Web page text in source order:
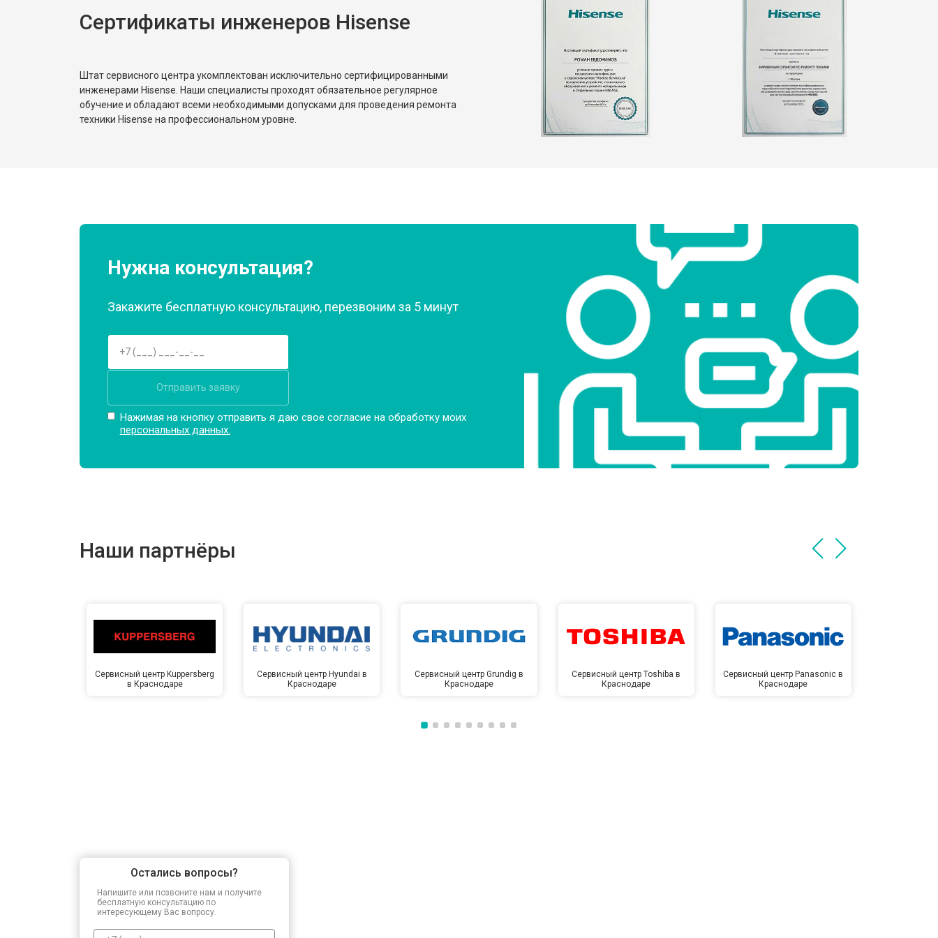
Сертификаты инженеров Hisense
Штат сервисного центра укомплектован исключительно сертифицированными
инженерами Hisense. Наши специалисты проходят обязательное регулярное
обучение и обладают всеми необходимыми допусками для проведения ремонта
техники Hisense на профессиональном уровне.
Нужна консультация?
Закажите бесплатную консультацию, перезвоним за 5 минут
Отправить заявку
Нажимая на кнопку отправить я даю свое согласие на обработку моих
персональных данных.
Наши партнёры
Сервисный центр Kuppersberg
в Краснодаре
Сервисный центр Hyundai в
Краснодаре
Сервисный центр Grundig в
Краснодаре
Сервисный центр Toshiba в
Краснодаре
Сервисный центр Panasonic в
Краснодаре
Остались вопросы?
Напишите или позвоните нам и получите
бесплатную консультацию по
интересующему Вас вопросу.